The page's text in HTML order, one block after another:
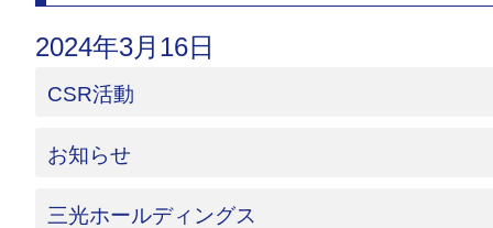
2024年3月16日
CSR活動
お知らせ
三光ホールディングス